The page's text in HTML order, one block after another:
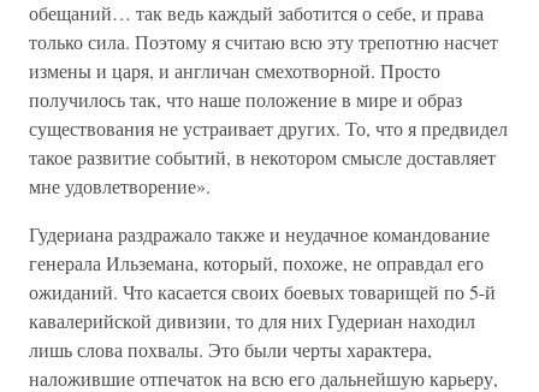
обещаний… так ведь каждый заботится о себе, и права
только сила. Поэтому я считаю всю эту трепотню насчет
измены и царя, и англичан смехотворной. Просто
получилось так, что наше положение в мире и образ
существования не устраивает других. То, что я предвидел
такое развитие событий, в некотором смысле доставляет
мне удовлетворение».
Гудериана раздражало также и неудачное командование
генерала Ильземана, который, похоже, не оправдал его
ожиданий. Что касается своих боевых товарищей по 5-й
кавалерийской дивизии, то для них Гудериан находил
лишь слова похвалы. Это были черты характера,
наложившие отпечаток на всю его дальнейшую карьеру,